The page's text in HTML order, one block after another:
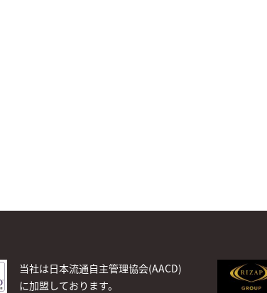
当社は日本流通自主管理協会(AACD)
に加盟しております。